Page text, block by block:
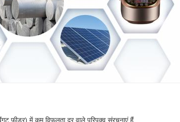
में कम विफलता दर वाले परिपक्व संरचनाएं हैं